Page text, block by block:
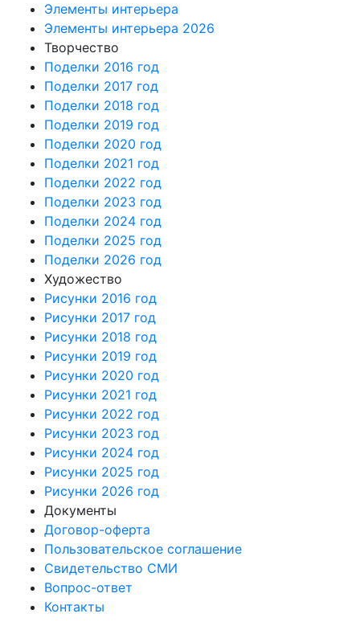
Элементы интерьера
Элементы интерьера 2026
Творчество
Поделки 2016 год
Поделки 2017 год
Поделки 2018 год
Поделки 2019 год
Поделки 2020 год
Поделки 2021 год
Поделки 2022 год
Поделки 2023 год
Поделки 2024 год
Поделки 2025 год
Поделки 2026 год
Художество
Рисунки 2016 год
Рисунки 2017 год
Рисунки 2018 год
Рисунки 2019 год
Рисунки 2020 год
Рисунки 2021 год
Рисунки 2022 год
Рисунки 2023 год
Рисунки 2024 год
Рисунки 2025 год
Рисунки 2026 год
Документы
Договор-оферта
Пользовательское соглашение
Свидетельство СМИ
Вопрос-ответ
Контакты